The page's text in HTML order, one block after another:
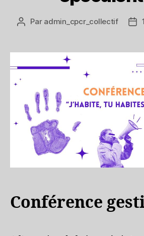
Auteur
Par admin_cpcr_collectif
Conférence